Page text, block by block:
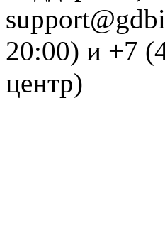
20:00) и +7
центр)